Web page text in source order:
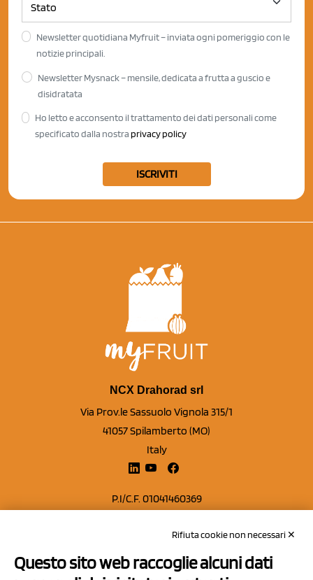
Newsletter quotidiana Myfruit – inviata ogni pomeriggio con le
notizie principali.
Newsletter Mysnack – mensile, dedicata a frutta a guscio e
disidratata
Ho letto e acconsento il trattamento dei dati personali come
specificato dalla nostra privacy policy
ISCRIVITI
NCX Drahorad srl
Via Prov.le Sassuolo Vignola 315/1
41057 Spilamberto (MO)
Italy
P.I/C.F. 01041460369
Capitale sociale Euro 50.000,00 i.v.Rifiuta cookie non necessari ✕
Questo sito web raccoglie alcuni dati